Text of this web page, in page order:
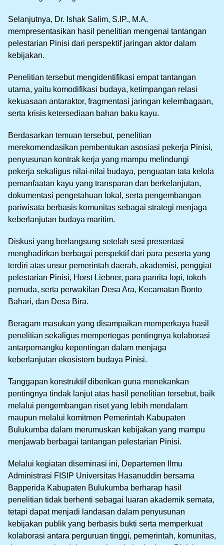
Selanjutnya, Dr. Ishak Salim, S.IP., M.A.
mempresentasikan hasil penelitian mengenai tantangan
pelestarian Pinisi dari perspektif jaringan aktor dalam
kebijakan.
Penelitian tersebut mengidentifikasi empat tantangan
utama, yaitu komodifikasi budaya, ketimpangan relasi
kekuasaan antaraktor, fragmentasi jaringan kelembagaan,
serta krisis ketersediaan bahan baku kayu.
Berdasarkan temuan tersebut, penelitian
merekomendasikan pembentukan asosiasi pekerja Pinisi,
penyusunan kontrak kerja yang mampu melindungi
pekerja sekaligus nilai-nilai budaya, penguatan tata kelola
pemanfaatan kayu yang transparan dan berkelanjutan,
dokumentasi pengetahuan lokal, serta pengembangan
pariwisata berbasis komunitas sebagai strategi menjaga
keberlanjutan budaya maritim.
Diskusi yang berlangsung setelah sesi presentasi
menghadirkan berbagai perspektif dari para peserta yang
terdiri atas unsur pemerintah daerah, akademisi, penggiat
pelestarian Pinisi, Horst Liebner, para panrita lopi, tokoh
pemuda, serta perwakilan Desa Ara, Kecamatan Bonto
Bahari, dan Desa Bira.
Beragam masukan yang disampaikan memperkaya hasil
penelitian sekaligus mempertegas pentingnya kolaborasi
antarpemangku kepentingan dalam menjaga
keberlanjutan ekosistem budaya Pinisi.
Tanggapan konstruktif diberikan guna menekankan
pentingnya tindak lanjut atas hasil penelitian tersebut, baik
melalui pengembangan riset yang lebih mendalam
maupun melalui komitmen Pemerintah Kabupaten
Bulukumba dalam merumuskan kebijakan yang mampu
menjawab berbagai tantangan pelestarian Pinisi.
Melalui kegiatan diseminasi ini, Departemen Ilmu
Administrasi FISIP Universitas Hasanuddin bersama
Bapperida Kabupaten Bulukumba berharap hasil
penelitian tidak berhenti sebagai luaran akademik semata,
tetapi dapat menjadi landasan dalam penyusunan
kebijakan publik yang berbasis bukti serta memperkuat
kolaborasi antara perguruan tinggi, pemerintah, komunitas,